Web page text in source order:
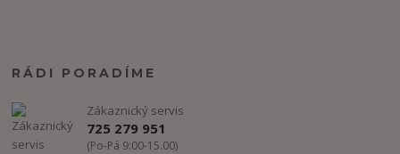
RÁDI PORADÍME
Zákaznický servis
725 279 951
(Po-Pá 9:00-15.00)